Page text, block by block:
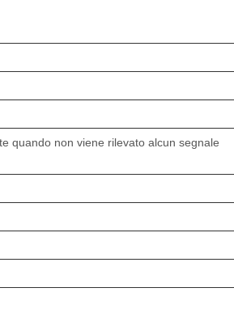
quando non viene rilevato alcun segnale